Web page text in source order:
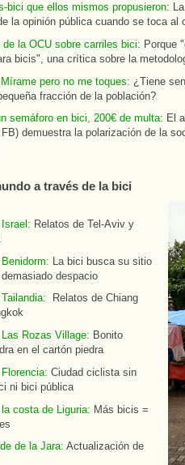
bici que ellos mismos propusieron:
la opinión pública cuando se toca al
de la OCU sobre carriles bici: Porque
bicis", una crítica sobre la
pero no me toques: ¿Tiene
fracción de la población?
semáforo en bici, 200€ de multa: El
demuestra la polarización de la
a través de la bici
Israel: Relatos de Tel-Aviv y
La bici busca su sitio
despacio
Relatos de Chiang
Rozas Village: Bonito
en el cartón piedra
Florencia: Ciudad ciclista sin
ni bici pública
costa de Liguria: Más bicis =
de la Jara: Actualización de